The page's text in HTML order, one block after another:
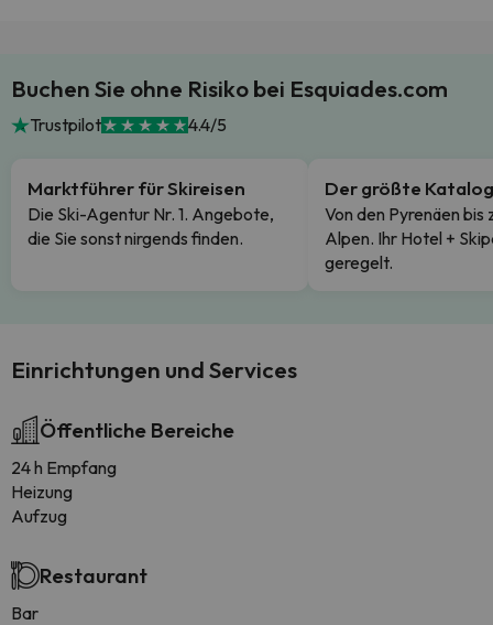
Buchen Sie ohne Risiko bei Esquiades.com
Trustpilot 4.4/5
Marktführer für Skireisen
Die Ski-Agentur Nr. 1. Angebote,
die Sie sonst nirgends finden.
Der größte Katalog
Von den Pyrenäen bis
Alpen. Ihr Hotel +
geregelt.
Einrichtungen und Services
Öffentliche Bereiche
24 h Empfang
Heizung
Aufzug
Restaurant
Bar